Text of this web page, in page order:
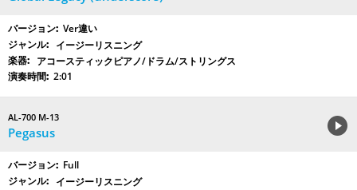
Ver違い
イージーリスニング
アコースティックピアノ/ドラム/ストリングス
2:01
AL-700 M-13
Pegasus
Full
イージーリスニング